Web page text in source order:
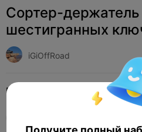
Сортер-держатель
шестигранных
iGiOffRoad
Print Settings (3) Добавить